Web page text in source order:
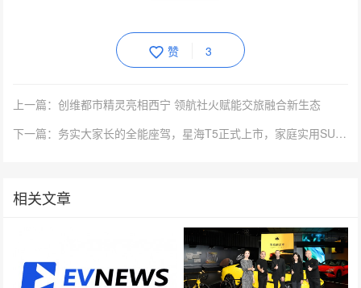
赞 3
上一篇：创维都市精灵亮相西宁 领航社火赋能交旅融合新生态
下一篇：务实大家长的全能座驾，星海T5正式上市，家庭实用SUV新选择
相关文章